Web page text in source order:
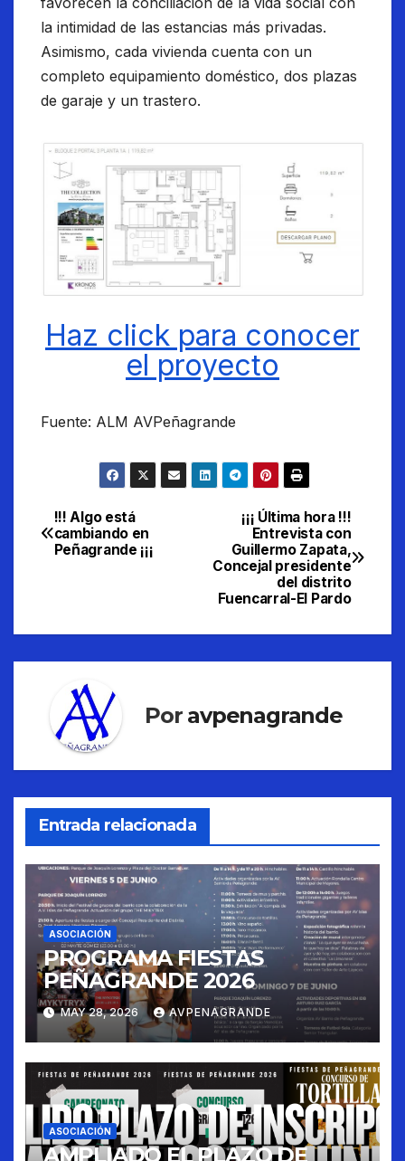
la intimidad de las estancias más privadas.
Asimismo, cada vivienda cuenta con un
completo equipamiento doméstico, dos plazas
de garaje y un trastero.
Haz click para conocer
el proyecto
Fuente: ALM AVPeñagrande
Navegación
de
¡¡¡ Última hora !!!
Entrevista con
Guillermo Zapata,
Concejal presidente
del distrito
Fuencarral-El Pardo
!!! Algo está
cambiando en
Peñagrande ¡¡¡
Por avpenagrande
Entrada relacionada
ASOCIACIÓN
PROGRAMA FIESTAS
PEÑAGRANDE 2026
MAY 28, 2026 AVPENAGRANDE
ASOCIACIÓN
AMPLIADO EL PLAZO DE